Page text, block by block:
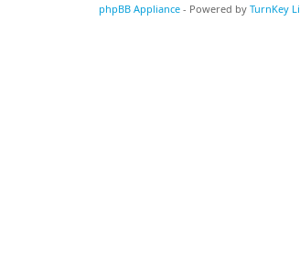
phpBB Appliance - Powered by TurnKey